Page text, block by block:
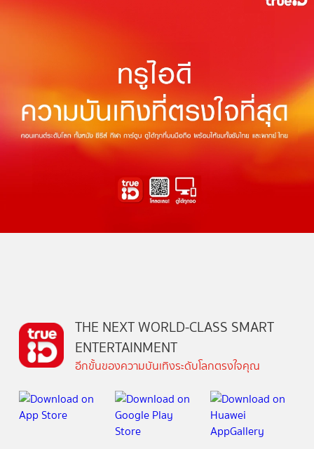
THE NEXT WORLD-CLASS SMART
ENTERTAINMENT
อีกขั้นของความบันเทิงระดับโลกตรงใจคุณ